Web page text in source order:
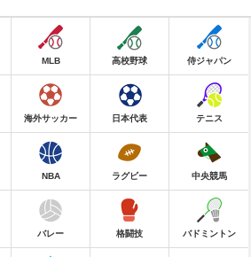
MLB 高校野球 侍ジャパン
海外サッカー 日本代表 テニス
NBA ラグビー 中央競馬
バレー 格闘技 バドミントン